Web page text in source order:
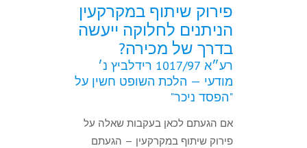
פירוק שיתוף במקרקעין
הניתנים לחלוקה ייעשה
בדרך של מכירה?
רע״א 1017/97 רידלביץ נ׳
מודעי — הלכת השופט חשין על
"הפסד ניכר"
אם הגעתם לכאן בעקבות שאלה על
פירוק שיתוף במקרקעין — הגעתם